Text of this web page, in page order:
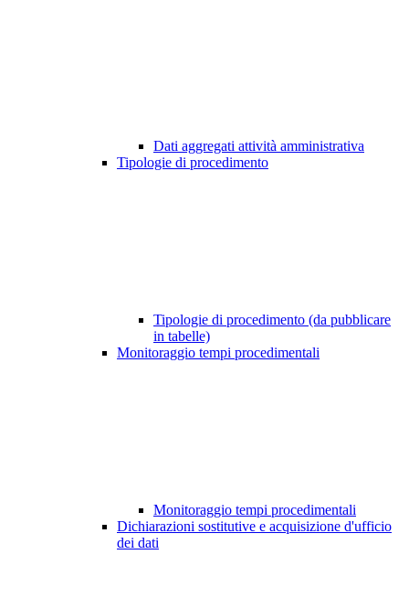
Dati aggregati attività amministrativa
Tipologie di procedimento
Tipologie di procedimento (da pubblicare
in tabelle)
Monitoraggio tempi procedimentali
Monitoraggio tempi procedimentali
Dichiarazioni sostitutive e acquisizione d'ufficio
dei dati